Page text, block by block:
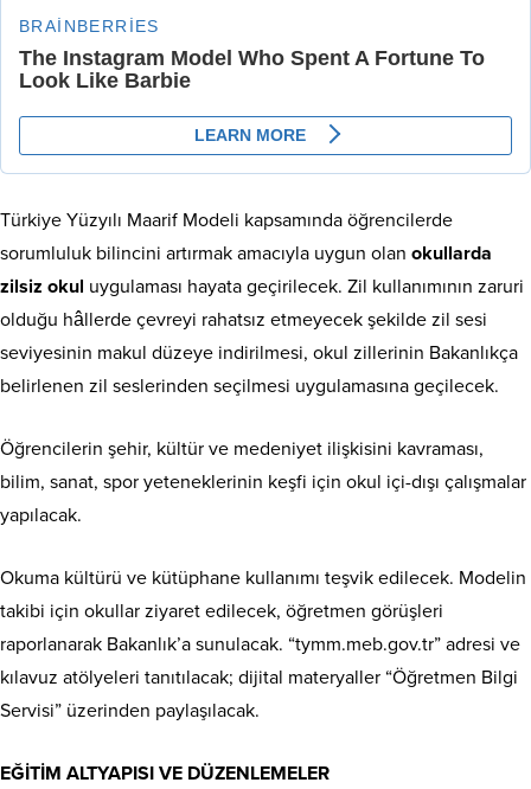
Türkiye Yüzyılı Maarif Modeli kapsamında öğrencilerde
sorumluluk bilincini artırmak amacıyla uygun olan okullarda
zilsiz okul uygulaması hayata geçirilecek. Zil kullanımının zaruri
olduğu hâllerde çevreyi rahatsız etmeyecek şekilde zil sesi
seviyesinin makul düzeye indirilmesi, okul zillerinin Bakanlıkça
belirlenen zil seslerinden seçilmesi uygulamasına geçilecek.
Öğrencilerin şehir, kültür ve medeniyet ilişkisini kavraması,
bilim, sanat, spor yeteneklerinin keşfi için okul içi-dışı çalışmalar
yapılacak.
Okuma kültürü ve kütüphane kullanımı teşvik edilecek. Modelin
takibi için okullar ziyaret edilecek, öğretmen görüşleri
raporlanarak Bakanlık’a sunulacak. “tymm.meb.gov.tr” adresi ve
kılavuz atölyeleri tanıtılacak; dijital materyaller “Öğretmen Bilgi
Servisi” üzerinden paylaşılacak.
EĞİTİM ALTYAPISI VE DÜZENLEMELER